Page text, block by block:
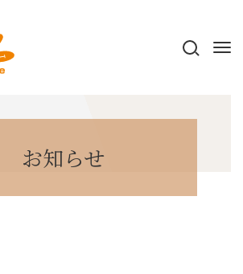
お知らせ